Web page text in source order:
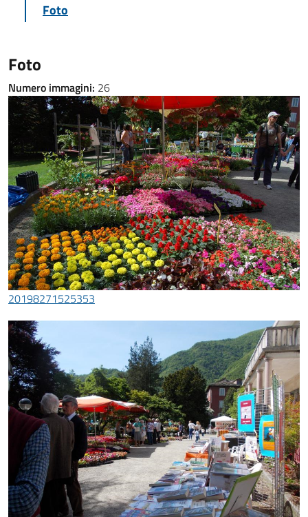
Foto
Foto
Numero immagini: 26
20198271525353